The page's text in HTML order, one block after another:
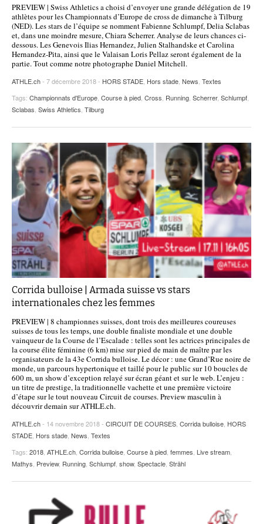
POURQUOI ATHLE.CH ?
ATHLE.CH RÉGIONS | VAUD
HIGHLIGHTS
LIVRES
PREVIEW | Swiss Athletics a choisi d’envoyer une grande délégation de 19
athlètes pour les Championnats d’Europe de cross de dimanche à Tilburg
(NED). Les stars de l’équipe se nomment Fabienne Schlumpf, Delia Sclabas
et, dans une moindre mesure, Chiara Scherrer. Analyse de leurs chances ci-
dessous. Les Genevois Ilias Hernandez, Julien Stalhandske et Carolina
Hernandez-Pita, ainsi que le Valaisan Loris Pellaz seront également de la
partie. Tout comme notre photographe Daniel Mitchell.
ATHLE.ch- 7 décembre 2018 - HORS STADE Hors stade News Textes
Tags: Championnats d'Europe Course à pied Cross Running Scherrer, Schlumpf
Sclabas Swiss Athletics Tilburg
Corrida bulloise | Armada suisse vs stars
internationales chez les femmes
PREVIEW | 8 championnes suisses, dont trois des meilleures coureuses
suisses de tous les temps, une double finaliste mondiale et une double
vainqueur de la Course de l’Escalade : telles sont les actrices principales de
la course élite féminine (6 km) mise sur pied de main de maître par les
organisateurs de la 43e Corrida bulloise. Le décor : une Grand’Rue noire de
monde, un parcours hypertonique et taillé pour le public sur 10 boucles de
600 m, un show d’exception relayé sur écran géant et sur le web. L’enjeu :
un titre de prestige, la traditionnelle vachette et une première victoire
d’étape sur le tout nouveau Circuit de courses. Preview masculin à
découvrir demain sur ATHLE.ch.
ATHLE.ch- 14 novembre 2018 - CIRCUIT DE COURSES Corrida bulloise HORS
STADE Hors stade News Textes
Tags: 2018 ATHLE.ch Corrida bulloise Course à pied femmes Live stream
Mathys Preview, Running Schlumpf show, Spectacle Strähl